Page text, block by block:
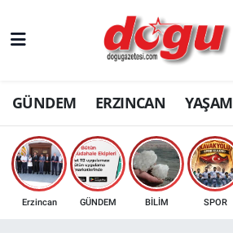
GÜNDEM ERZINCAN YAŞAM
Erzincan GÜNDEM BİLİM SPOR
ERZINCAN
GÜNDEM
ERZİNCAN FOTOĞRAFLARI
SAĞLIK